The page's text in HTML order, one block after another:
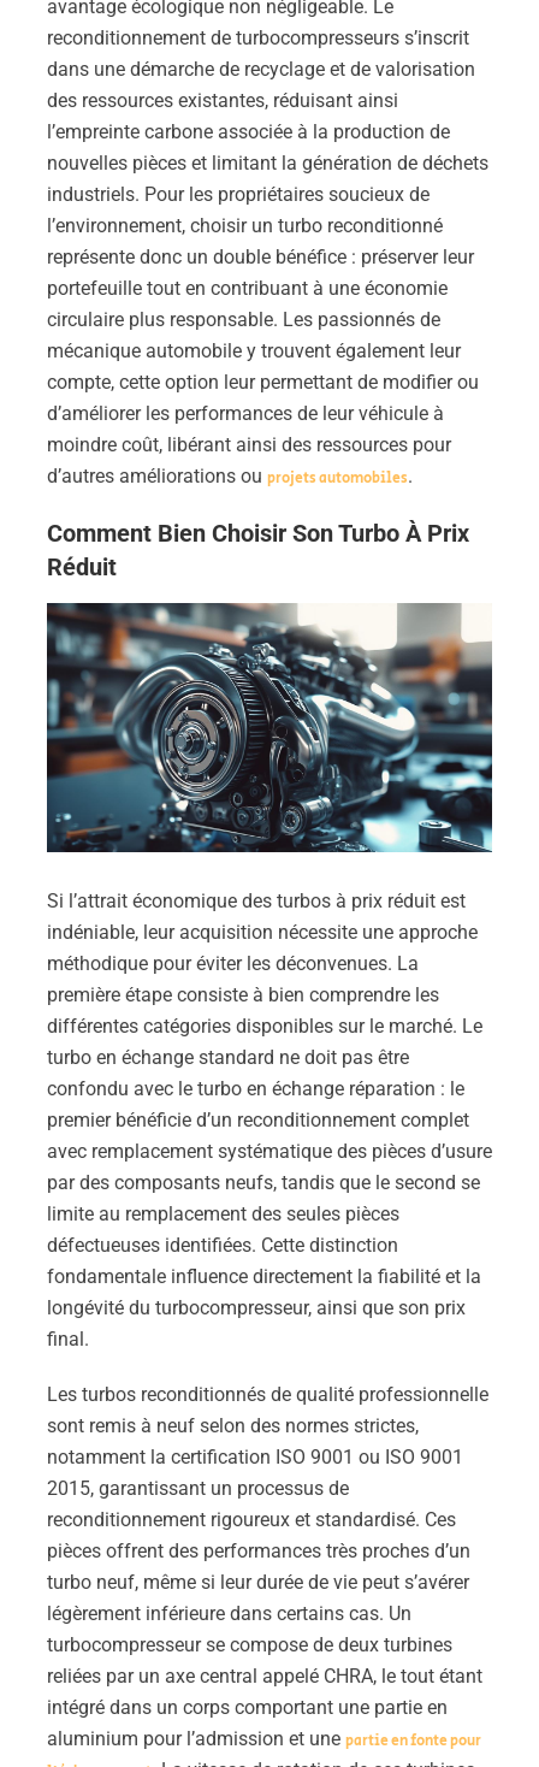
avantage écologique non négligeable. Le
reconditionnement de turbocompresseurs s’inscrit
dans une démarche de recyclage et de valorisation
des ressources existantes, réduisant ainsi
l’empreinte carbone associée à la production de
nouvelles pièces et limitant la génération de déchets
industriels. Pour les propriétaires soucieux de
l’environnement, choisir un turbo reconditionné
représente donc un double bénéfice : préserver leur
portefeuille tout en contribuant à une économie
circulaire plus responsable. Les passionnés de
mécanique automobile y trouvent également leur
compte, cette option leur permettant de modifier ou
d’améliorer les performances de leur véhicule à
moindre coût, libérant ainsi des ressources pour
d’autres améliorations ou projets automobiles.
Comment Bien Choisir Son Turbo À Prix
Réduit
Si l’attrait économique des turbos à prix réduit est
indéniable, leur acquisition nécessite une approche
méthodique pour éviter les déconvenues. La
première étape consiste à bien comprendre les
différentes catégories disponibles sur le marché. Le
turbo en échange standard ne doit pas être
confondu avec le turbo en échange réparation : le
premier bénéficie d’un reconditionnement complet
avec remplacement systématique des pièces d’usure
par des composants neufs, tandis que le second se
limite au remplacement des seules pièces
défectueuses identifiées. Cette distinction
fondamentale influence directement la fiabilité et la
longévité du turbocompresseur, ainsi que son prix
final.
Les turbos reconditionnés de qualité professionnelle
sont remis à neuf selon des normes strictes,
notamment la certification ISO 9001 ou ISO 9001
2015, garantissant un processus de
reconditionnement rigoureux et standardisé. Ces
pièces offrent des performances très proches d’un
turbo neuf, même si leur durée de vie peut s’avérer
légèrement inférieure dans certains cas. Un
turbocompresseur se compose de deux turbines
reliées par un axe central appelé CHRA, le tout étant
intégré dans un corps comportant une partie en
aluminium pour l’admission et une partie en fonte pour